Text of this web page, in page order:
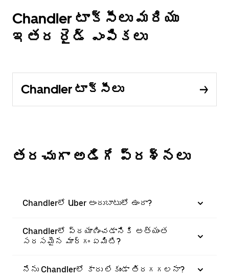
Chandler టాక్సీలు మరియు
ఇతర రైడ్ ఎంపికలు
Chandler టాక్సీలు
తరచుగా అడిగే ప్రశ్నలు
Chandlerలో Uber అందుబాటులో ఉందా?
Chandlerలో ప్రయాణించడానికి అత్యంత
సరసమైన మార్గం ఏమిటి?
నేను Chandlerలో కారు లేకుండా తిరగగలనా?